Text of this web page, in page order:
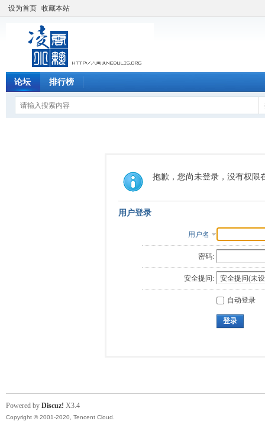
设为首页 收藏本站
论坛 排行榜
抱歉，您尚未登录，没有权限
用户登录
用户名
密码:
安全提问:
自动登录
登录
Powered by Discuz! X3.4
Copyright © 2001-2020, Tencent Cloud.